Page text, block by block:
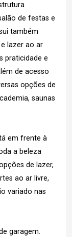
de festas e
também
lazer ao ar
praticidade e
de acesso
opções de
saunas
em frente à
a beleza
de lazer,
ao ar livre,
variado nas
garagem.